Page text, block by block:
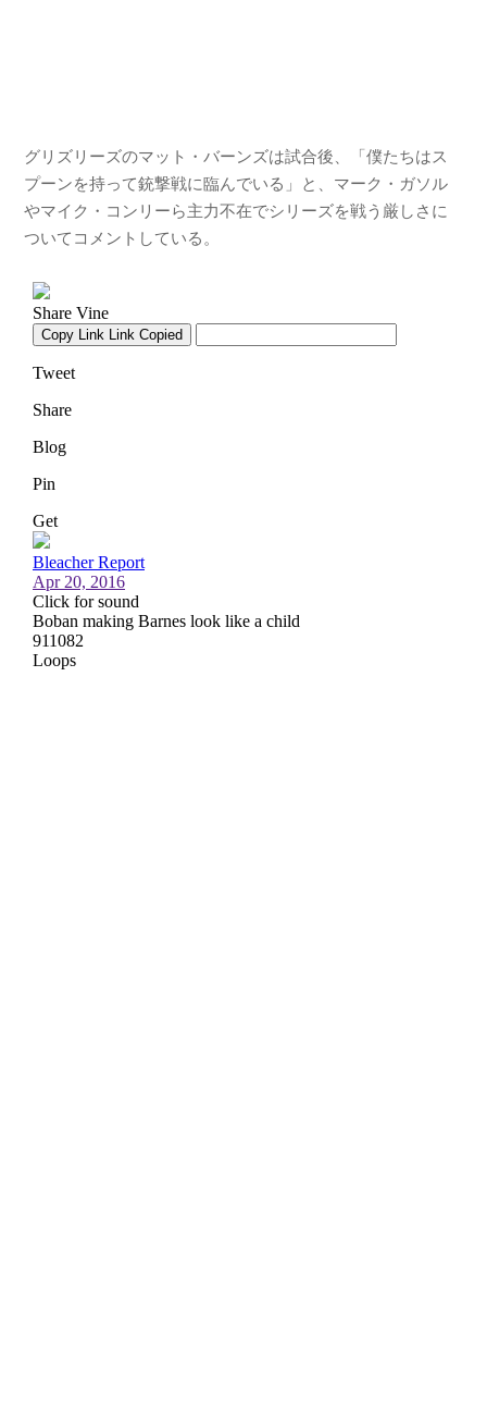
グリズリーズのマット・バーンズは試合後、「僕たちはス
プーンを持って銃撃戦に臨んでいる」と、マーク・ガソル
やマイク・コンリーら主力不在でシリーズを戦う厳しさに
ついてコメントしている。